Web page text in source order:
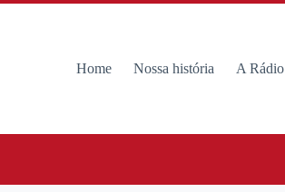
Home Nossa história A Rádio